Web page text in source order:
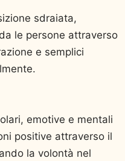
sdraiata,
le persone attraverso
e semplici
emotive e mentali
positive attraverso il
la volontà nel